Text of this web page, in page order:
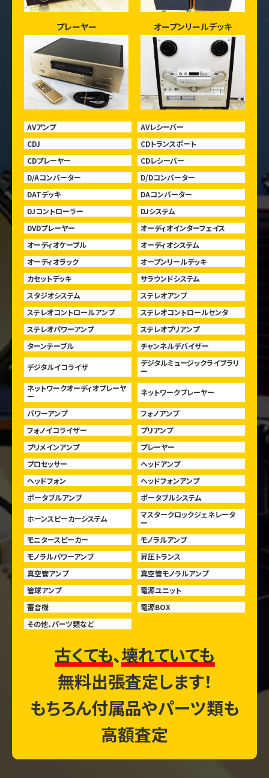
プレーヤー オープンリールデッキ
AVアンプ
AVレシーバー
CDJ
CDトランスポート
CDプレーヤー
CDレシーバー
D/Aコンバーター
D/Dコンバーター
DATデッキ
DAコンバーター
DJコントローラー
DJシステム
DVDプレーヤー
オーディオインターフェイス
オーディオケーブル
オーディオシステム
オーディオラック
オープンリールデッキ
カセットデッキ
サラウンドシステム
スタジオシステム
ステレオアンプ
ステレオコントロールアンプ
ステレオコントロールセンタ
ステレオパワーアンプ
ステレオプリアンプ
ターンテーブル
チャンネルデバイザー
デジタルイコライザ
デジタルミュージックライブラリ
ー
ネットワークオーディオプレーヤ
ー
ネットワークプレーヤー
パワーアンプ
フォノアンプ
フォノイコライザー
プリアンプ
プリメインアンプ
プレーヤー
プロセッサー
ヘッドアンプ
ヘッドフォン
ヘッドフォンアンプ
ポータブルアンプ
ポータブルシステム
ホーンスピーカーシステム
マスタークロックジェネレータ
ー
モニタースピーカー
モノラルアンプ
モノラルパワーアンプ
昇圧トランス
真空管アンプ
真空管モノラルアンプ
管球アンプ
電源ユニット
蓄音機
電源BOX
その他、パーツ類など
古くても、壊れていても
無料出張査定します！
もちろん付属品やパーツ類も
高額査定